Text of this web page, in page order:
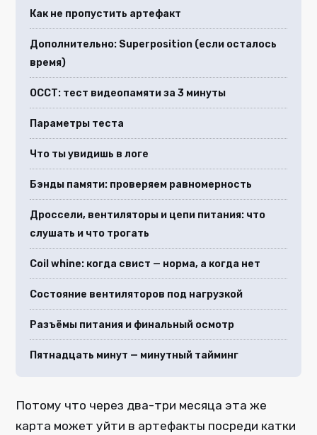
Как не пропустить артефакт
Дополнительно: Superposition (если осталось
время)
OCCT: тест видеопамяти за 3 минуты
Параметры теста
Что ты увидишь в логе
Бэнды памяти: проверяем равномерность
Дроссели, вентиляторы и цепи питания: что
слушать и что трогать
Coil whine: когда свист — норма, а когда нет
Состояние вентиляторов под нагрузкой
Разъёмы питания и финальный осмотр
Пятнадцать минут — минутный тайминг
Потому что через два-три месяца эта же
карта может уйти в артефакты посреди катки